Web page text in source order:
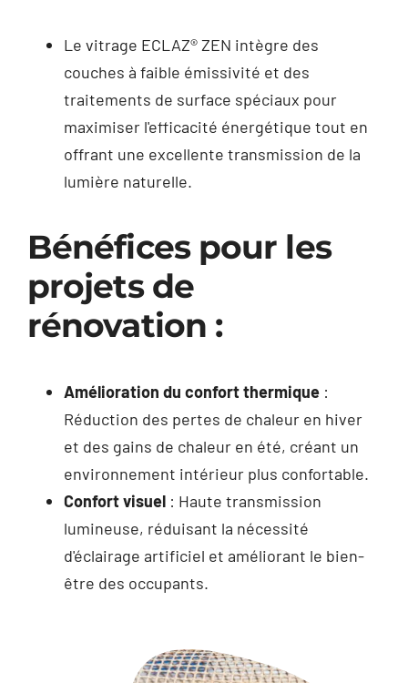
Le vitrage ECLAZ® ZEN intègre des
couches à faible émissivité et des
traitements de surface spéciaux pour
maximiser l'efficacité énergétique tout en
offrant une excellente transmission de la
lumière naturelle.
Bénéfices pour les
projets de
rénovation :
Amélioration du confort thermique:
Réduction des pertes de chaleur en hiver
et des gains de chaleur en été, créant un
environnement intérieur plus confortable.
Confort visuel: Haute transmission
lumineuse, réduisant la nécessité
d'éclairage artificiel et améliorant le bien-
être des occupants.